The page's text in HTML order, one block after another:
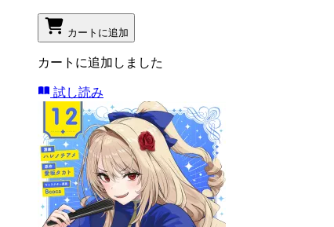
カートに追加
カートに追加しました
試し読み